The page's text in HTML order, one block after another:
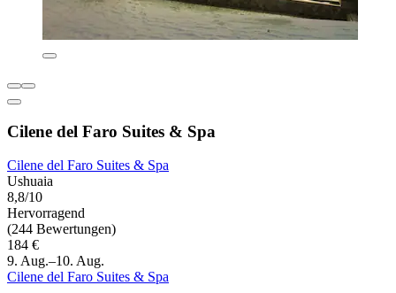
Cilene del Faro Suites & Spa
Cilene del Faro Suites & Spa
Ushuaia
8,8/10
Hervorragend
(244 Bewertungen)
184 €
9. Aug.–10. Aug.
Cilene del Faro Suites & Spa